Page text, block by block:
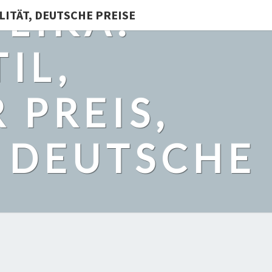
DEUTSCHE PREISE
PREIS,